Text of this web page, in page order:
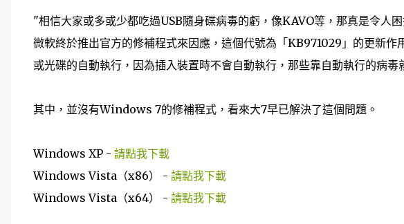
"相信大家或多或少都吃過USB隨身碟病毒的虧，像KAVO等，那真是令人
微軟終於推出官方的修補程式來因應，這個代號為「KB971029」的更新作
或光碟的自動執行，因為插入裝置時不會自動執行，那些靠自動執行的病毒
其中，並沒有Windows 7的修補程式，看來大7早已解決了這個問題。
Windows XP - 請點我下載
Windows Vista（x86） - 請點我下載
Windows Vista（x64） - 請點我下載